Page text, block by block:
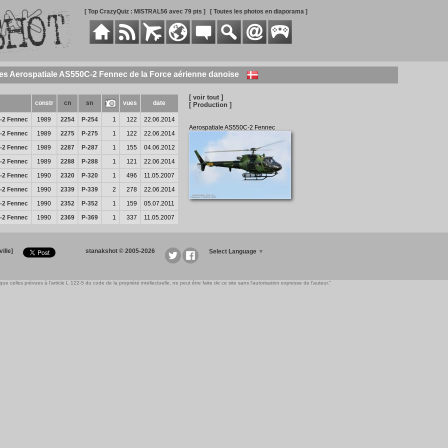
[ Top CrazyQuiz : MISTRAL56 avec 79 pts ] [ Toutes les photos en diaporama ]
Aerospatiale AS550C-2 Fennec de la Force aérienne danoise
constr cn sn vues date
Fennec 1989 2254 P-254 1 122
22.06.2014
Fennec
1989 2275 P-275 1 122
22.06.2014
Fennec
1989 2287 P-287 1 155
04.06.2012
Fennec
1989 2288 P-288 1 121
22.06.2014
Fennec
1990 2320 P-320 1 496
11.05.2007
Fennec
1990 2339 P-339 2 278
22.06.2014
Fennec
1990 2352 P-352 1 159
05.07.2011
Fennec
1990 2369 P-369 1 337 11.05.2007
[ voir tout ]
[ Production ]
Aerospatiale AS550C-2 Fennec
stanakshot © 2005-2026 Select Language ▼
celles prévues à l'article L 122-5 du code de la propriété intellectuelle, ne peut être faite de ce site sans l'autorisation expresse de l'auteur."